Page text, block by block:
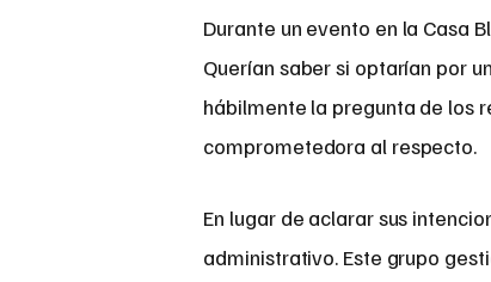
Durante un evento en la Casa
Querían saber si optarían por
hábilmente la pregunta de los
comprometedora al respecto.
En lugar de aclarar sus
administrativo. Este grupo